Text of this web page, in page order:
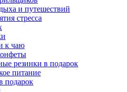
и путешествий
стресса
к чаю
резинки в подарок
питание
подарок